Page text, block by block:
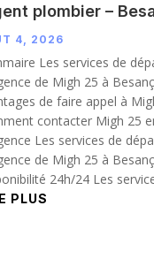
plombier –
4, 2026
Les services de
de Migh 25 à
de faire appel à
contacter Migh 25
Les services de
de Migh 25 à
24h/24 Les
PLUS